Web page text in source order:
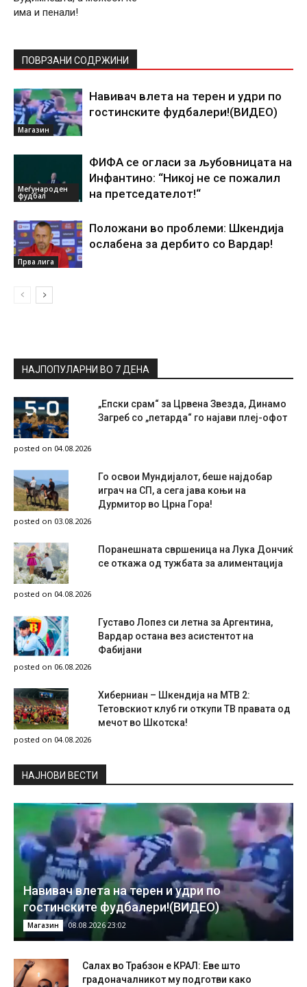
има и пенали!
ПОВРЗАНИ СОДРЖИНИ
Магазин
Навивач влета на терен и удри по
гостинските фудбалери!(ВИДЕО)
Меѓународен
фудбал
ФИФА се огласи за љубовницата на
Инфантино: “Никој не се пожалил
на претседателот!“
Прва лига
Положани во проблеми: Шкендија
ослабена за дербито со Вардар!
НАЈПОПУЛАРНИ ВО 7 ДЕНА
„Епски срам“ за Црвена Звезда, Динамо
Загреб со „петарда“ го најави плеј-офот
posted on 04.08.2026
Го освои Мундијалот, беше најдобар
играч на СП, а сега јава коњи на
Дурмитор во Црна Гора!
posted on 03.08.2026
Поранешната свршеница на Лука Дончиќ
се откажа од тужбата за алиментација
posted on 04.08.2026
Густаво Лопез си летна за Аргентина,
Вардар остана вез асистентот на
Фабијани
posted on 06.08.2026
Хиберниан – Шкендија на МТВ 2:
Тетовскиот клуб ги откупи ТВ правата од
мечот во Шкотска!
posted on 04.08.2026
НAЈНОВИ ВЕСТИ
Навивач влета на терен и удри по
гостинските фудбалери!(ВИДЕО)
Магазин 08.08.2026 23:02
Салах во Трабзон е КРАЛ: Еве што
градоначалникот му подготви како